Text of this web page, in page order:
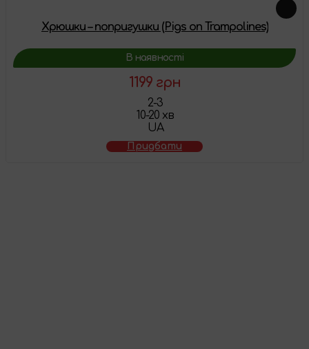
Хрюшки – попригушки (Pigs on Trampolines)
В наявності
1199 грн
2-3
10-20 хв
UA
Придбати